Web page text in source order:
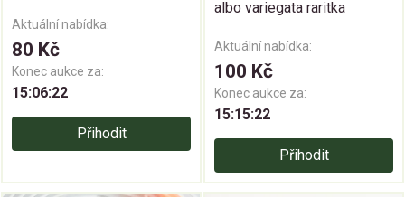
Aktuální nabídka:
80 Kč
Konec aukce za:
15:06:21
Přihodit
albo variegata raritka
Aktuální nabídka:
100 Kč
Konec aukce za:
15:15:21
Přihodit